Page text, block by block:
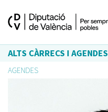
ALTS CÀRRECS I AGENDES
AGENDES